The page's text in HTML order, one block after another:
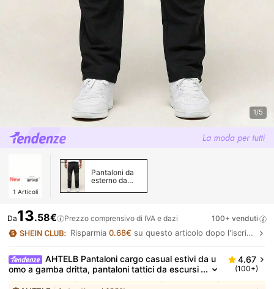
1/5
1 Articoli
Pantaloni da
esterno da
Da13.58€ Prezzo comprensivo di IVA e dazi 100+ venduti
Risparmia0.68€ su questo articolo dopo l'iscrizione.
AHTELB Pantaloni cargo casual estivi da u
omo a gamba dritta, pantaloni tattici da escursi
onismo all'aperto, pantaloni sportivi lunghi a par
4.67
(100+)